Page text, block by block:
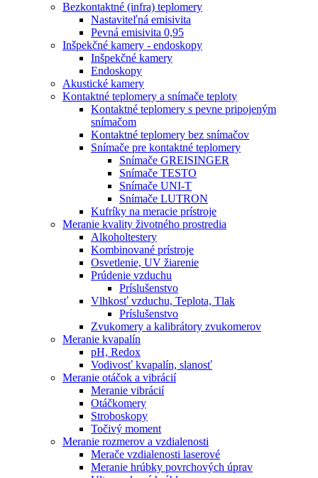
Bezkontaktné (infra) teplomery
Nastaviteľná emisivita
Pevná emisivita 0,95
Inšpekčné kamery - endoskopy
Inšpekčné kamery
Endoskopy
Akustické kamery
Kontaktné teplomery a snímače teploty
Kontaktné teplomery s pevne pripojeným
snímačom
Kontaktné teplomery bez snímačov
Snímače pre kontaktné teplomery
Snímače GREISINGER
Snímače TESTO
Snímače UNI-T
Snímače LUTRON
Kufríky na meracie prístroje
Meranie kvality životného prostredia
Alkoholtestery
Kombinované prístroje
Osvetlenie, UV žiarenie
Prúdenie vzduchu
Príslušenstvo
Vlhkosť vzduchu, Teplota, Tlak
Príslušenstvo
Zvukomery a kalibrátory zvukomerov
Meranie kvapalín
pH, Redox
Vodivosť kvapalín, slanosť
Meranie otáčok a vibrácií
Meranie vibrácií
Otáčkomery
Stroboskopy
Točivý moment
Meranie rozmerov a vzdialenosti
Merače vzdialenosti laserové
Meranie hrúbky povrchových úprav